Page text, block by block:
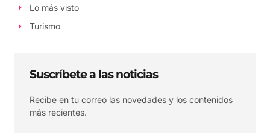
Lo más visto
Turismo
Suscríbete a las noticias
Recibe en tu correo las novedades y los contenidos
más recientes.